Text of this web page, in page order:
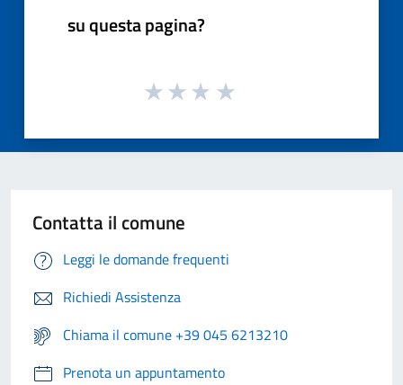
su questa pagina?
Contatta il comune
Leggi le domande frequenti
Richiedi Assistenza
Chiama il comune +39 045 6213210
Prenota un appuntamento